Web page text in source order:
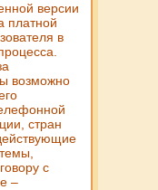
версии
платной
в
возможно
стран
с
–